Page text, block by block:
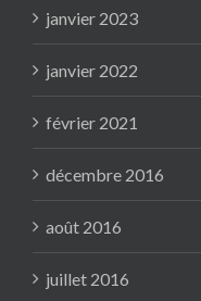
janvier 2023
janvier 2022
février 2021
décembre 2016
août 2016
juillet 2016